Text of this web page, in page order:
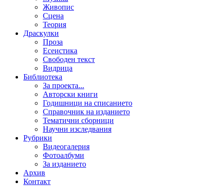
Живопис
Сцена
Теория
Драскулки
Проза
Есеистика
Свободен текст
Видрица
Библиотека
За проекта...
Авторски книги
Годишници на списанието
Справочник на изданието
Тематични сборници
Научни изследвания
Рубрики
Видеогалерия
Фотоалбуми
За изданието
Архив
Контакт